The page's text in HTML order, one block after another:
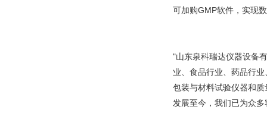
可加购GMP软件，实现
"山东泉科瑞达仪器设备
业、食品行业、药品行
包装与材料试验仪器和
发展至今，我们已为众